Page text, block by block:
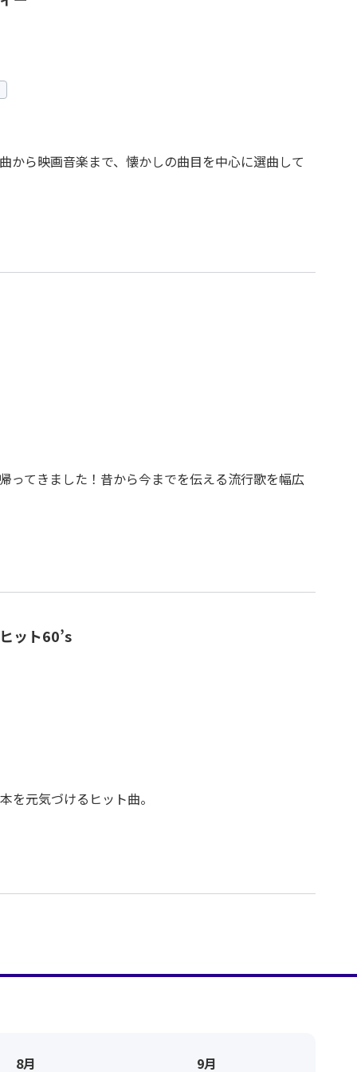
から映画音楽まで、懐かしの曲目を中心に選曲して
ってきました！昔から今までを伝える流行歌を幅広
ット60’s
を元気づけるヒット曲。
8月 9月